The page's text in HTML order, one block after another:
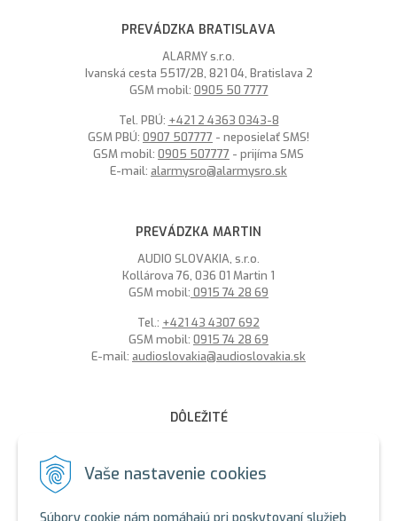
Vaše nastavenie cookies
PREVÁDZKA BRATISLAVA
ALARMY s.r.o.
Ivanská cesta 5517/2B, 821 04, Bratislava 2
GSM mobil: 0905 50 7777
Tel. PBÚ: +421 2 4363 0343-8
GSM PBÚ: 0907 507777 - neposielať SMS!
GSM mobil: 0905 507777 - prijíma SMS
E-mail: alarmysro@alarmysro.sk
PREVÁDZKA MARTIN
AUDIO SLOVAKIA, s.r.o.
Kollárova 76, 036 01 Martin 1
GSM mobil: 0915 74 28 69
Tel.: +421 43 4307 692
GSM mobil: 0915 74 28 69
E-mail: audioslovakia@audioslovakia.sk
DÔLEŽITÉ
Sme členmi spoločenstva SEWA, zabezpečujeme likvidáciu